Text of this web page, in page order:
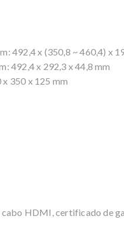
492,4 x (350,8 ~ 460,4) x
492,4 x 292,3 x 44,8 mm
x 350 x 125 mm
cabo HDMI, certificado de